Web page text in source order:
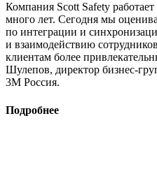
Компания Scott Safety
много лет. Сегодня мы
по интеграции и
и взаимодействию
клиентам более
Шулепов, директор бизнес-
3М Россия.
Подробнее